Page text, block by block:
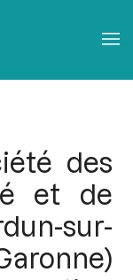
des
et de
sur-